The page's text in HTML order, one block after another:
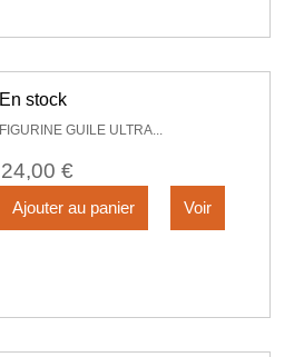
En stock
FIGURINE GUILE ULTRA...
24,00 €
Ajouter au panier Voir